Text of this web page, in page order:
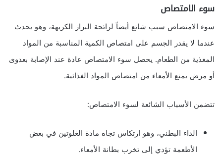
سوء الامتصاص
سوء الامتصاص سبب شائع أيضاً لرائحة البراز الكريهة، وهو يحدث
عندما لا يقدر الجسم على امتصاص الكمية المناسبة من المواد
المغذية من الطعام. يحصل سوء الامتصاص عادة عند الإصابة بعدوى
أو مرض يمنع الأمعاء من امتصاص المواد الغذائية.
تتضمن الأسباب الشائعة لسوء الامتصاص:
الداء البطني، وهو ارتكاس تجاه مادة الغلوتين في بعض
الأطعمة تؤدي إلى تخرب بطانة الأمعاء.